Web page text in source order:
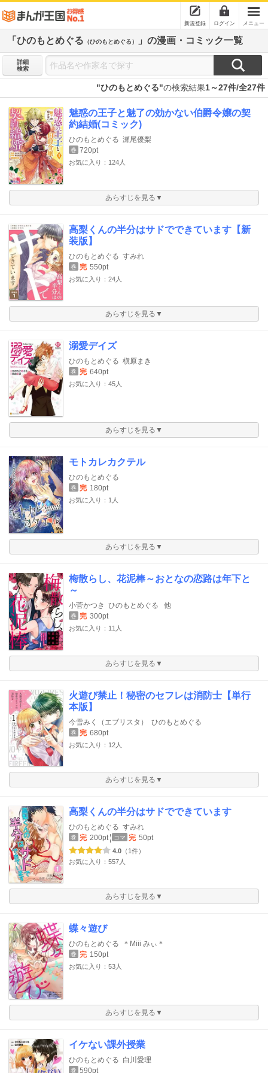
新規登録 ログイン メニュー
「ひのもとめぐる （ひのもとめぐる） 」の漫画・コミック一覧
詳細
検索
"ひのもとめぐる"の検索結果1～27件/全27件
魅惑の王子と魅了の効かない伯爵令嬢の契
約結婚(コミック)
ひのもとめぐる 瀬尾優梨
巻 720pt
お気に入り：124人
あらすじを見る▼
高梨くんの半分はサドでできています【新
装版】
ひのもとめぐる すみれ
巻 完 550pt
お気に入り：24人
あらすじを見る▼
溺愛デイズ
ひのもとめぐる 槇原まき
巻 完 640pt
お気に入り：45人
あらすじを見る▼
モトカレカクテル
ひのもとめぐる
巻 完 180pt
お気に入り：1人
あらすじを見る▼
梅散らし、花泥棒～おとなの恋路は年下と
～
小菅かつき ひのもとめぐる 他
巻 完 300pt
お気に入り：11人
あらすじを見る▼
火遊び禁止！秘密のセフレは消防士【単行
本版】
今雪みく（エブリスタ） ひのもとめぐる
巻 完 680pt
お気に入り：12人
あらすじを見る▼
高梨くんの半分はサドでできています
ひのもとめぐる すみれ
巻 完 200pt コマ 完 50pt
4.0 （1件）
お気に入り：557人
あらすじを見る▼
蝶々遊び
ひのもとめぐる ＊Miii みぃ＊
巻 完 150pt
お気に入り：53人
あらすじを見る▼
イケない課外授業
ひのもとめぐる 白川愛理
巻 590pt